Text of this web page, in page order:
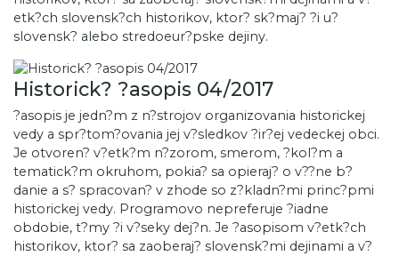
etk?ch slovensk?ch historikov, ktor? sk?maj? ?i u?
slovensk? alebo stredoeur?pske dejiny.
Historick? ?asopis 04/2017
?asopis je jedn?m z n?strojov organizovania historickej
vedy a spr?tom?ovania jej v?sledkov ?ir?ej vedeckej obci.
Je otvoren? v?etk?m n?zorom, smerom, ?kol?m a
tematick?m okruhom, pokia? sa opieraj? o v??ne b?
danie a s? spracovan? v zhode so z?kladn?mi princ?pmi
historickej vedy. Programovo nepreferuje ?iadne
obdobie, t?my ?i v?seky dej?n. Je ?asopisom v?etk?ch
historikov, ktor? sa zaoberaj? slovensk?mi dejinami a v?